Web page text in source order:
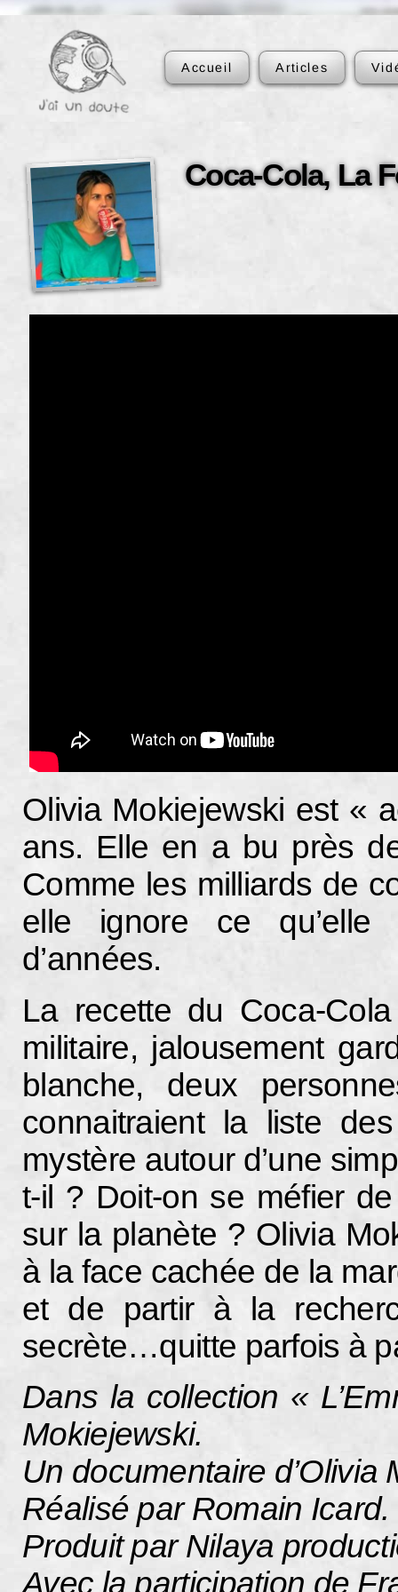
Accueil Articles
Coca-Cola, La
Olivia Mokiejewski est «
ans. Elle en a bu près
Comme les milliards de
elle ignore ce qu’elle
d’années.
La recette du Coca-
militaire, jalousement
blanche, deux
connaitraient la liste
mystère autour d’une
t-il ? Doit-on se méfier
sur la planète ? Olivia
à la face cachée de la
et de partir à la
secrète…quitte parfois à
Dans la collection «
Mokiejewski.
Un documentaire d’Olivia
Réalisé par Romain Icard.
Produit par Nilaya
Avec la participation de